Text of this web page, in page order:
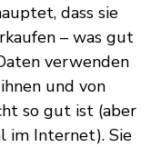
dass sie
– was gut
verwenden
und von
so gut ist (aber
im Internet). Sie